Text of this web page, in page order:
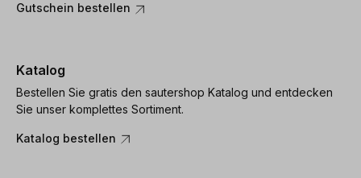
Gutschein bestellen
Katalog
Bestellen Sie gratis den sautershop Katalog und entdecken
Sie unser komplettes Sortiment.
Katalog bestellen